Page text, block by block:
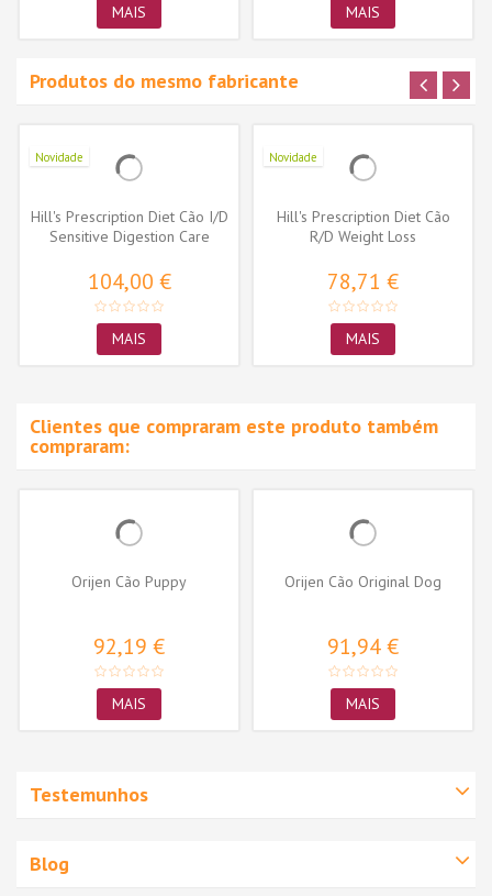
MAIS MAIS
Produtos do mesmo fabricante
Novidade
Hill's Prescription Diet Cão I/D
Sensitive Digestion Care
104,00 €
MAIS
Novidade
Hill's Prescription Diet Cão
R/D Weight Loss
78,71 €
MAIS
Clientes que compraram este produto também
compraram:
Orijen Cão Puppy
92,19 €
MAIS
Orijen Cão Original Dog
91,94 €
MAIS
Testemunhos
Blog